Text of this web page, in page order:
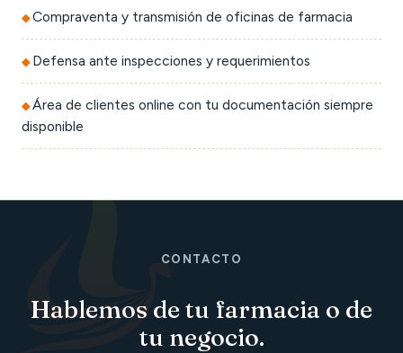
Compraventa y transmisión de oficinas de farmacia
Defensa ante inspecciones y requerimientos
Área de clientes online con tu documentación siempre
disponible
CONTACTO
Hablemos de tu farmacia o de
tu negocio.